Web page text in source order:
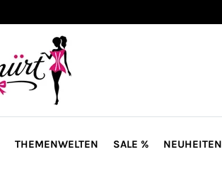
THEMENWELTEN SALE % NEUHEITEN